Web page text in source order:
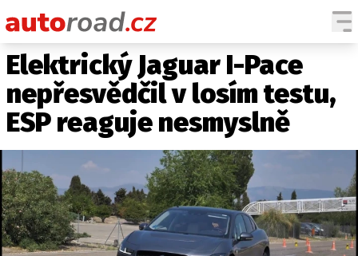
AUTA
TESTY AUT
NOVINKY
SPY
HISTORIE
ZAJÍMAVOSTI
TECHNIKA
Elektrický Jaguar I-Pace
nepřesvědčil v losím testu,
ESP reaguje nesmyslně